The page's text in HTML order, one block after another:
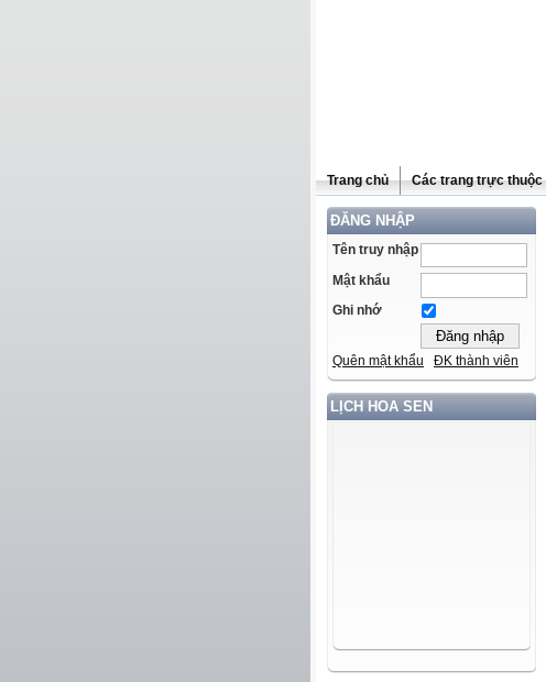
Trang chủ Các trang trực thuộc
ĐĂNG NHẬP
Tên truy nhập
Mật khẩu
Ghi nhớ
Quên mật khẩu ĐK thành viên
LỊCH HOA SEN